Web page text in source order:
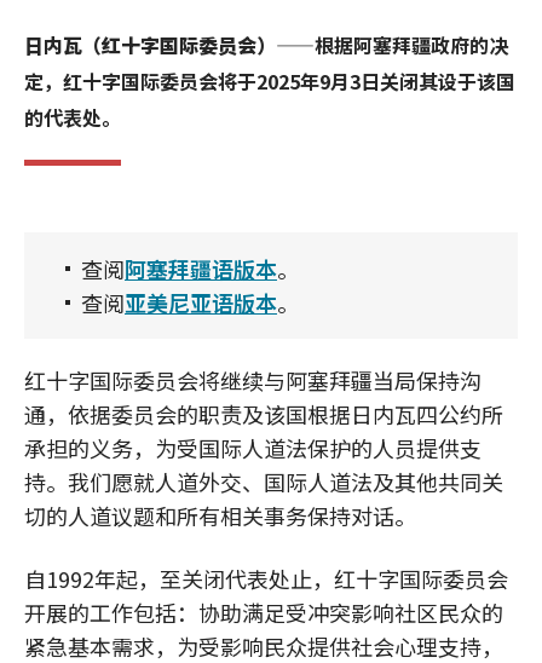
日内瓦（红十字国际委员会） ——根据阿塞拜疆政府的决
定，红十字国际委员会将于2025年9月3日关闭其设于该国
的代表处。
查阅阿塞拜疆语版本。
查阅亚美尼亚语版本。
红十字国际委员会将继续与阿塞拜疆当局保持沟
通，依据委员会的职责及该国根据日内瓦四公约所
承担的义务，为受国际人道法保护的人员提供支
持。我们愿就人道外交、国际人道法及其他共同关
切的人道议题和所有相关事务保持对话。
自1992年起，至关闭代表处止，红十字国际委员会
开展的工作包括：协助满足受冲突影响社区民众的
紧急基本需求，为受影响民众提供社会心理支持，